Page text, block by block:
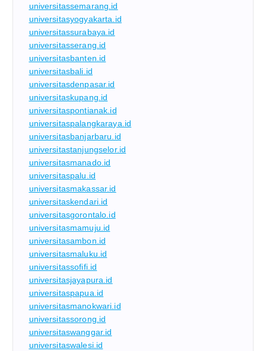
universitassemarang.id
universitasyogyakarta.id
universitassurabaya.id
universitasserang.id
universitasbanten.id
universitasbali.id
universitasdenpasar.id
universitaskupang.id
universitaspontianak.id
universitaspalangkaraya.id
universitasbanjarbaru.id
universitastanjungselor.id
universitasmanado.id
universitaspalu.id
universitasmakassar.id
universitaskendari.id
universitasgorontalo.id
universitasmamuju.id
universitasambon.id
universitasmaluku.id
universitassofifi.id
universitasjayapura.id
universitaspapua.id
universitasmanokwari.id
universitassorong.id
universitaswanggar.id
universitaswalesi.id